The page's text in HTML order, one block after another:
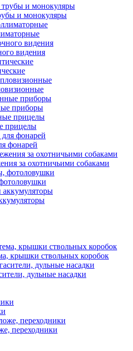
и монокуляры
видения
приборы
прицелы
фонарей
за охотничьими собаками
крышки ствольных коробок
дульные насадки
переходники